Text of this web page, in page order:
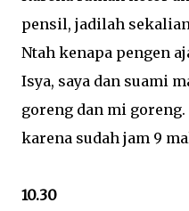
pensil, jadilah
Ntah kenapa pengen
Isya, saya dan suami
goreng dan mi
karena sudah jam 9
10.30